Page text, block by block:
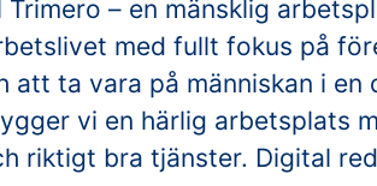
Trimero – en mänsklig
med fullt fokus på
att ta vara på människan i en
vi en härlig arbetsplats
riktigt bra tjänster. Digital